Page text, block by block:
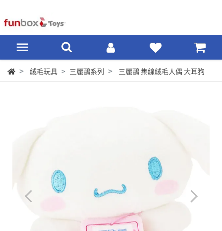
絨毛玩具 三麗鷗系列 三麗鷗 集線絨毛人偶 大耳狗